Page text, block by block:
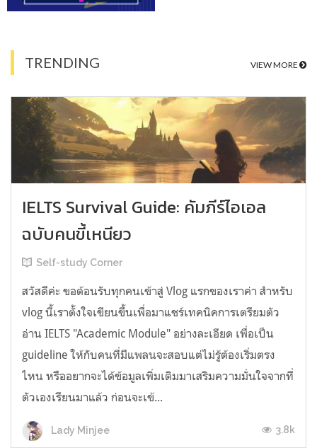
TRENDING VIEW MORE
IELTS Survival Guide: คัมภีร์ไอเอล
ฉบับคนขี้เหนียว
Self-study Corner
สวัสดีค่ะ ขอต้อนรับทุกคนเข้าสู่ Vlog แรกของเราค่า สำหรับ
vlog นี้เราตั้งใจเขียนขึ้นเพื่อมาแชร์เทคนิคการเตรียมตัว
อ่าน IELTS "Academic Module" อย่างละเอียด เพื่อเป็น
guideline ให้กับคนที่มีแพลนจะสอบแต่ไม่รู้ต้องเริ่มตรง
ไหน หรืออยากจะได้ข้อมูลเพิ่มเติมมาเสริมความมั่นใจจากที่
ตัวเองเรียนมาแล้ว ก่อนจะเข้...
Lady Minjee 3.8k